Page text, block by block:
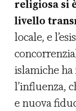
religiosa si
livello
locale, e
islamiche
l’influenza,
e nuova